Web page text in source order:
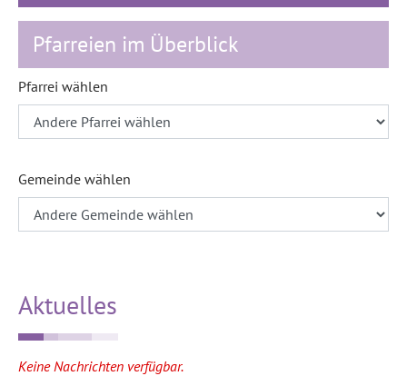
Pfarreien im Überblick
Pfarrei wählen
Gemeinde wählen
Aktuelles
Keine Nachrichten verfügbar.